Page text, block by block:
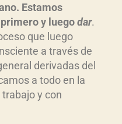
Estamos
y luegodar.
que luego
a través de
derivadas del
a todo en la
y con